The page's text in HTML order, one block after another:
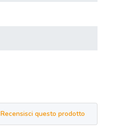
Recensisci questo prodotto